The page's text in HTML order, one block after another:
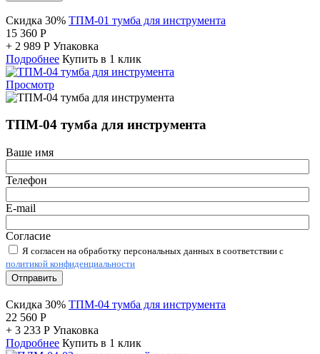
Скидка 30% ТПМ-01 тумба для инструмента
15 360 Р
+ 2 989 Р Упаковка
Подробнее Купить в 1 клик
Просмотр
ТПМ-04 тумба для инструмента
Ваше имя
Телефон
E-mail
Согласие
Я согласен на обработку персональных данных в соответствии с
политикой конфиденциальности
Отправить
Скидка 30% ТПМ-04 тумба для инструмента
22 560 Р
+ 3 233 Р Упаковка
Подробнее Купить в 1 клик